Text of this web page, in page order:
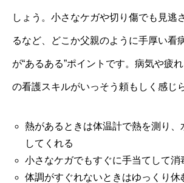
しょう。小さなケガや切り傷でも見逃
るなど、どこか父親のように手厚い看
が“あるある”ポイントです。病気や疲
の看護スキルがいっそう頼もしく感じ
熱があるときは体温計で熱を測り、
してくれる
小さなケガでもすぐに手当てして消
体調がすぐれないときはゆっくり休